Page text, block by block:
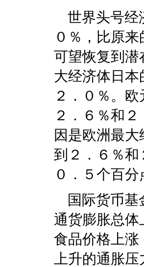
世界头号经
０％，比原
可望恢复到潜
大经济体日
２．０％。
２．６％和
因是欧洲最
到２．６％和
０．５个百分
国际货币基
通货膨胀总
食品价格上涨
上升的通胀